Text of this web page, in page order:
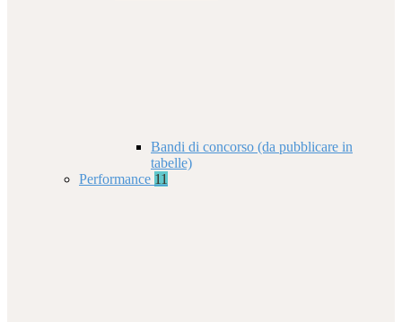
Bandi di concorso (da pubblicare in
tabelle)
Performance 11